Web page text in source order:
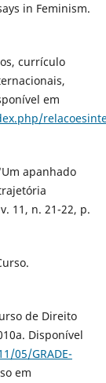
in Feminism.
currículo
em
apanhado
11, n. 21-22, p.
de Direito
Disponível
05/GRADE-
em